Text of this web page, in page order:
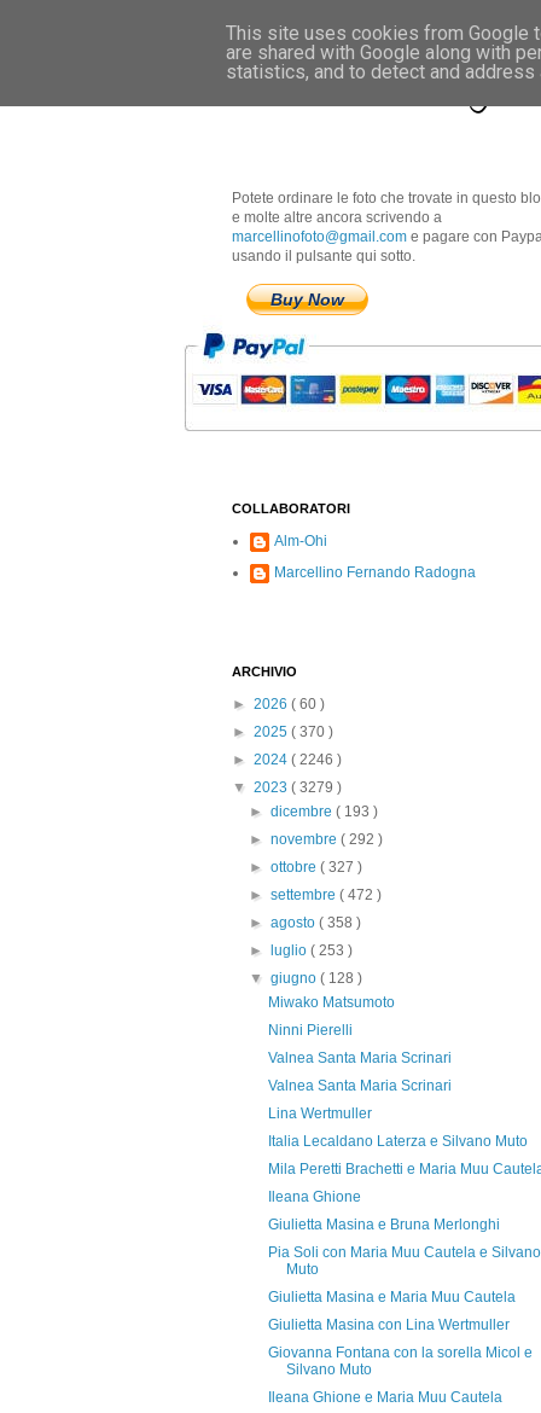
Marcellino
Potete ordinare le foto che trovate in questo
e molte altre ancora scrivendo a
marcellinofoto@gmail.com e pagare con
usando il pulsante qui sotto.
Buy Now
COLLABORATORI
Alm-Ohi
Marcellino Fernando Radogna
ARCHIVIO
► 2026 ( 60 )
► 2025 ( 370 )
► 2024 ( 2246 )
▼ 2023 ( 3279 )
►dicembre( 193 )
►novembre( 292 )
►ottobre( 327 )
►settembre( 472 )
►agosto( 358 )
►
luglio( 253 )
▼giugno( 128 )
Miwako Matsumoto
Ninni Pierelli
Valnea Santa Maria Scrinari
Valnea Santa Maria Scrinari
Lina Wertmuller
Italia Lecaldano Laterza e Silvano Muto
Mila Peretti Brachetti e Maria Muu
Ileana Ghione
Giulietta Masina e Bruna Merlonghi
Pia Soli con Maria Muu Cautela e Silvano
Muto
Giulietta Masina e Maria Muu Cautela
Giulietta Masina con Lina Wertmuller
Giovanna Fontana con la sorella Micol e
Silvano Muto
Ileana Ghione e Maria Muu Cautela
This site uses cookies from Google
are shared with Google along with
statistics, and to detect and address